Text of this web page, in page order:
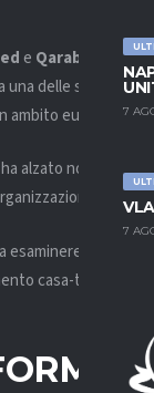
7
7
e Qarabag FK , in
delle squadre
ambito europeo.
alzato
esamineremo
casa-trasferta,